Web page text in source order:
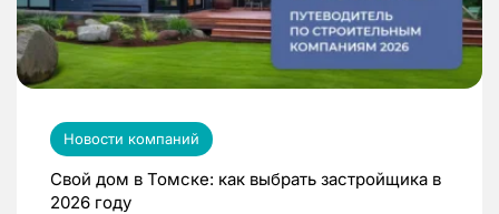
Новости компаний
Свой дом в Томске: как выбрать застройщика в
2026 году